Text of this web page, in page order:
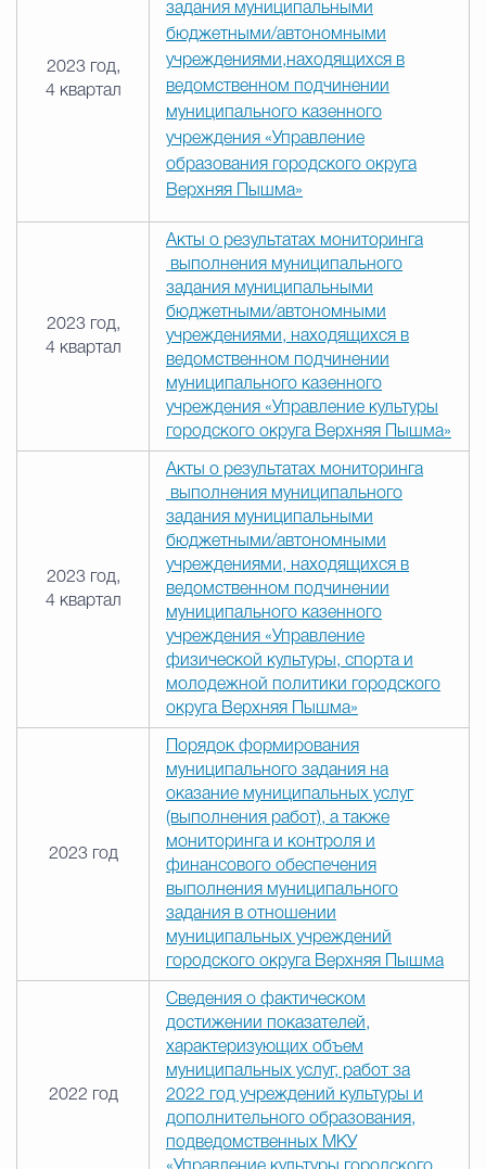
2023 год,
4 квартал
задания муниципальными
бюджетными/автономными
учреждениями,находящихся в
ведомственном подчинении
муниципального казенного
учреждения «Управление
образования городского округа
Верхняя Пышма»
2023 год,
4 квартал
Акты о результатах мониторинга
выполнения муниципального
задания муниципальными
бюджетными/автономными
учреждениями, находящихся в
ведомственном подчинении
муниципального казенного
учреждения «Управление культуры
городского округа Верхняя Пышма»
2023 год,
4 квартал
Акты о результатах мониторинга
выполнения муниципального
задания муниципальными
бюджетными/автономными
учреждениями, находящихся в
ведомственном подчинении
муниципального казенного
учреждения «Управление
физической культуры, спорта и
молодежной политики городского
округа Верхняя Пышма»
2023 год
Порядок формирования
муниципального задания на
оказание муниципальных услуг
(выполнения работ), а также
мониторинга и контроля и
финансового обеспечения
выполнения муниципального
задания в отношении
муниципальных учреждений
городского округа Верхняя Пышма
2022 год
Сведения о фактическом
достижении показателей,
характеризующих объем
муниципальных услуг, работ за
2022 год учреждений культуры и
дополнительного образования,
подведомственных МКУ